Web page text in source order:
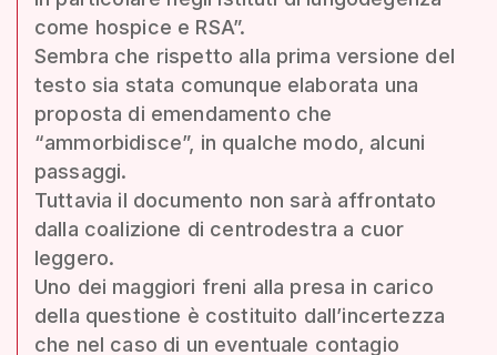
come hospice e RSA”.
Sembra che rispetto alla prima versione del
testo sia stata comunque elaborata una
proposta di emendamento che
“ammorbidisce”, in qualche modo, alcuni
passaggi.
Tuttavia il documento non sarà affrontato
dalla coalizione di centrodestra a cuor
leggero.
Uno dei maggiori freni alla presa in carico
della questione è costituito dall’incertezza
che nel caso di un eventuale contagio